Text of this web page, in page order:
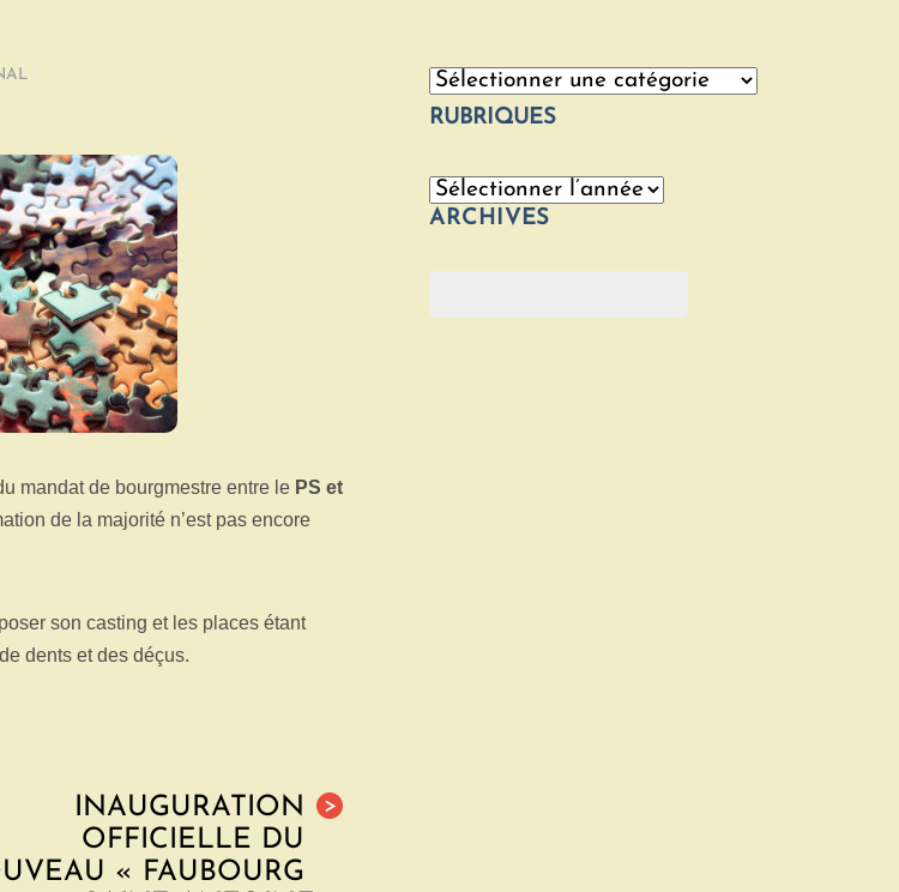
/
mandat de bourgmestre entre le PS et
de la majorité n’est pas encore
son casting et les places étant
dents et des déçus.
>
INAUGURATION
OFFICIELLE DU
« FAUBOURG
Catégories
RUBRIQUES
Archives
ARCHIVES